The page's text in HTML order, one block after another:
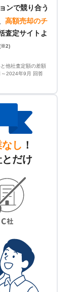
ンで競り合う
高額売却のチ
査定サイトよ
他社査定額の差額
2024年9月 回答
し ！
だけ